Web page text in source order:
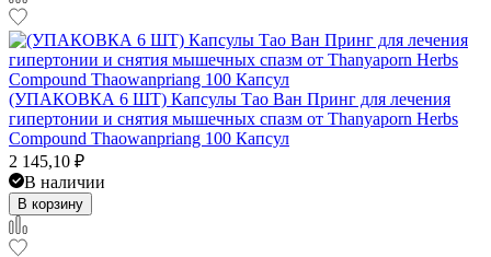
(УПАКОВКА 6 ШТ) Капсулы Тао Ван Принг для лечения
гипертонии и снятия мышечных спазм от Thanyaporn Herbs
Compound Thaowanpriang 100 Капсул
2 145,10 ₽
В наличии
В корзину